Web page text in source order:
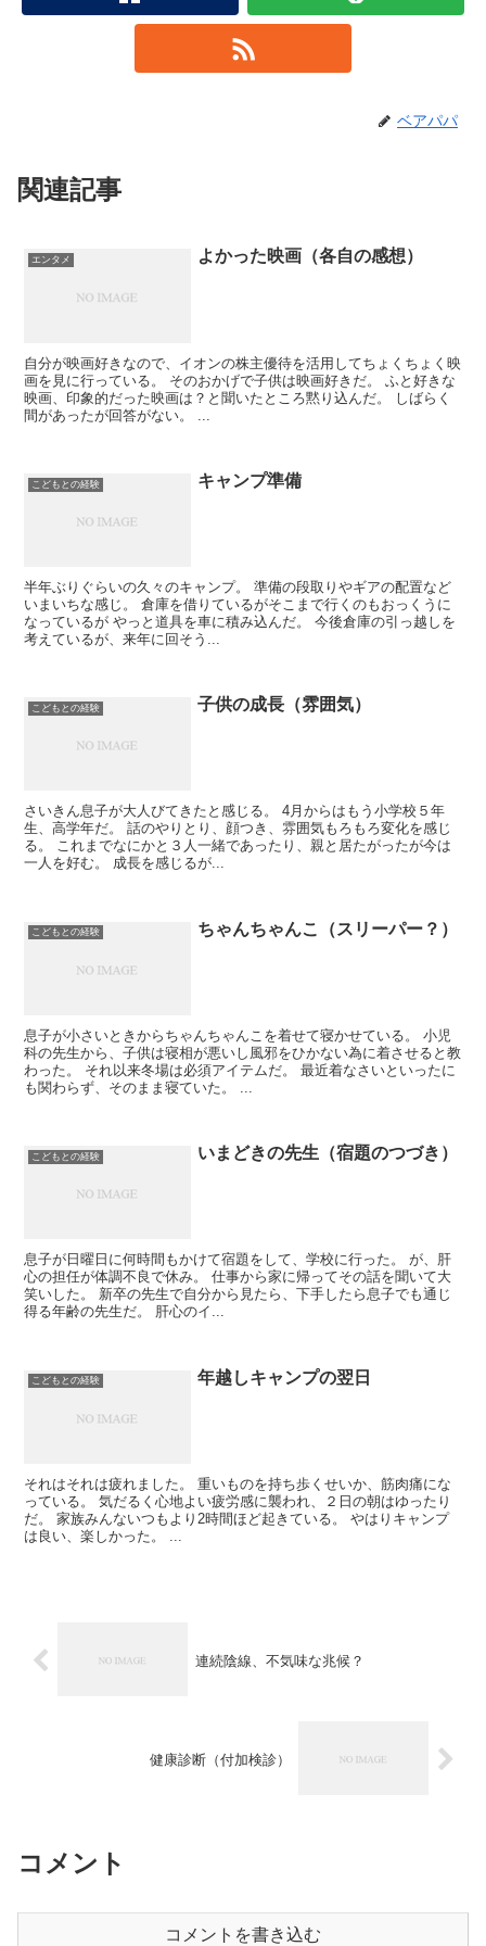
ベアパパ
関連記事
エンタメ よかった映画（各自の感想）
自分が映画好きなので、イオンの株主優待を活用してちょくちょく映
画を見に行っている。 そのおかげで子供は映画好きだ。 ふと好きな
映画、印象的だった映画は？と聞いたところ黙り込んだ。 しばらく
間があったが回答がない。 ...
こどもとの経験 キャンプ準備
半年ぶりぐらいの久々のキャンプ。 準備の段取りやギアの配置など
いまいちな感じ。 倉庫を借りているがそこまで行くのもおっくうに
なっているが やっと道具を車に積み込んだ。 今後倉庫の引っ越しを
考えているが、来年に回そう...
こどもとの経験 子供の成長（雰囲気）
さいきん息子が大人びてきたと感じる。 4月からはもう小学校５年
生、高学年だ。 話のやりとり、顔つき、雰囲気もろもろ変化を感じ
る。 これまでなにかと３人一緒であったり、親と居たがったが今は
一人を好む。 成長を感じるが...
こどもとの経験 ちゃんちゃんこ（スリーパー？）
息子が小さいときからちゃんちゃんこを着せて寝かせている。 小児
科の先生から、子供は寝相が悪いし風邪をひかない為に着させると教
わった。 それ以来冬場は必須アイテムだ。 最近着なさいといったに
も関わらず、そのまま寝ていた。 ...
こどもとの経験 いまどきの先生（宿題のつづき）
息子が日曜日に何時間もかけて宿題をして、学校に行った。 が、肝
心の担任が体調不良で休み。 仕事から家に帰ってその話を聞いて大
笑いした。 新卒の先生で自分から見たら、下手したら息子でも通じ
得る年齢の先生だ。 肝心のイ...
こどもとの経験 年越しキャンプの翌日
それはそれは疲れました。 重いものを持ち歩くせいか、筋肉痛にな
っている。 気だるく心地よい疲労感に襲われ、２日の朝はゆったり
だ。 家族みんないつもより2時間ほど起きている。 やはりキャンプ
は良い、楽しかった。 ...
連続陰線、不気味な兆候？
健康診断（付加検診）
コメント
コメントを書き込む